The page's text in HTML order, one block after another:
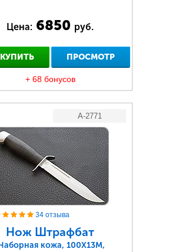
Цена: 6850 руб.
ПРОСМОТР
+ 68 бонусов
A-2771
34 отзыва
Нож Штрафбат
кожа, 100Х13М,